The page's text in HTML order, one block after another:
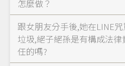
怎麼做？
跟女朋友分手後,她在LINE咒
垃圾,絕子絕孫是有構成法律
任的嗎?